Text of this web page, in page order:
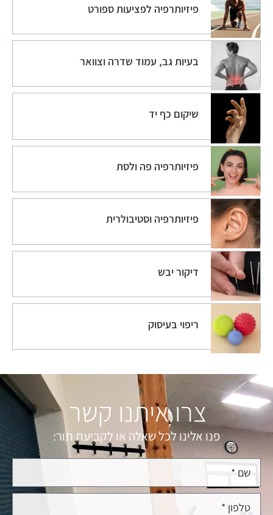
פיזיותרפיה לפציעות ספורט
בעיות גב, עמוד שדרה וצוואר
שיקום כף יד
פיזיותרפיה פה ולסת
פיזיותרפיה וסטיבולרית
דיקור יבש
ריפוי בעיסוק
צרו איתנו קשר
פנו אלינו לכל שאלה או לקביעת תור: